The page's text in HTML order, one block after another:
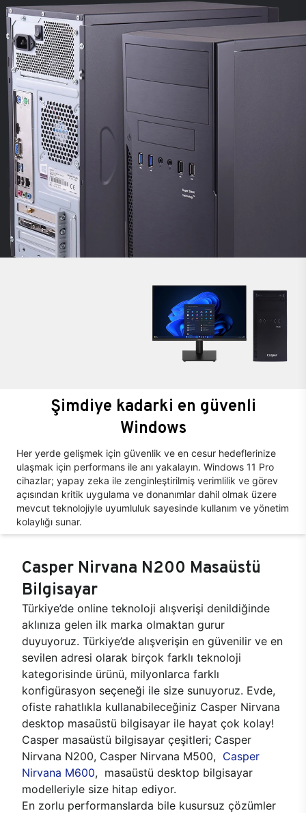
Şimdiye kadarki en güvenli
Windows
Her yerde gelişmek için güvenlik ve en cesur hedeflerinize
ulaşmak için performans ile anı yakalayın. Windows 11 Pro
cihazlar; yapay zeka ile zenginleştirilmiş verimlilik ve görev
açısından kritik uygulama ve donanımlar dahil olmak üzere
mevcut teknolojiyle uyumluluk sayesinde kullanım ve yönetim
kolaylığı sunar.
Casper Nirvana N200 Masaüstü
Bilgisayar
Türkiye’de online teknoloji alışverişi denildiğinde
aklınıza gelen ilk marka olmaktan gurur
duyuyoruz. Türkiye’de alışverişin en güvenilir ve en
sevilen adresi olarak birçok farklı teknoloji
kategorisinde ürünü, milyonlarca farklı
konfigürasyon seçeneği ile size sunuyoruz. Evde,
ofiste rahatlıkla kullanabileceğiniz Casper Nirvana
desktop masaüstü bilgisayar ile hayat çok kolay!
Casper masaüstü bilgisayar çeşitleri; Casper
Nirvana N200, Casper Nirvana M500, Casper
Nirvana M600, masaüstü desktop bilgisayar
modelleriyle size hitap ediyor.
En zorlu performanslarda bile kusursuz çözümler